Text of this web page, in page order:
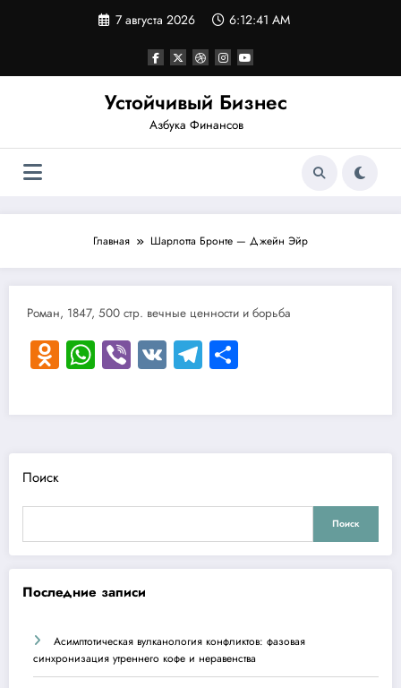
7 августа 2026 6:12:41 AM
Устойчивый Бизнес
Азбука Финансов
Главная Шарлотта Бронте — Джейн Эйр
Роман, 1847, 500 стр. вечные ценности и борьба
Odnoklassniki
WhatsApp
Viber
VKTelegram
Поиск
Поиск
Последние записи
Асимптотическая вулканология конфликтов: фазовая
синхронизация утреннего кофе и неравенства